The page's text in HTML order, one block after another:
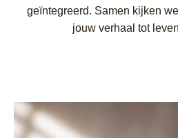
geïntegreerd. Samen kijken
jouw verhaal tot